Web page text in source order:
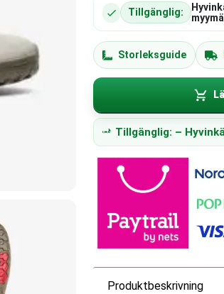
Tillgänglig:
Storleksguide
Tillgänglig: –
Produktbeskrivning